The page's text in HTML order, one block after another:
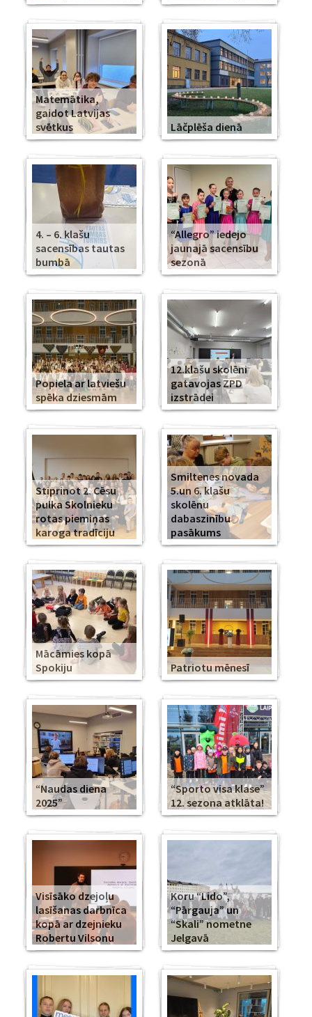
Matemātika,
gaidot Latvijas
svētkus
Lāčplēša dienā
4. – 6. klašu
sacensības tautas
bumbā
“Allegro” iedejo
jaunajā sacensību
sezonā
Popiela ar latviešu
spēka dziesmām
12.klašu skolēni
gatavojas ZPD
izstrādei
Stiprinot 2. Cēsu
pulka Skolnieku
rotas piemiņas
karoga tradīciju
Smiltenes novada
5.un 6. klašu
skolēnu
dabaszinību
pasākums
Mācāmies kopā
Spokiju
Patriotu mēnesī
“Naudas diena
2025”
“Sporto visa klase”
12. sezona atklāta!
Visīsāko dzejoļu
lasīšanas darbnīca
kopā ar dzejnieku
Robertu Vilsonu
Koru “Lido”,
“Pārgauja” un
“Skali” nometne
Jelgavā